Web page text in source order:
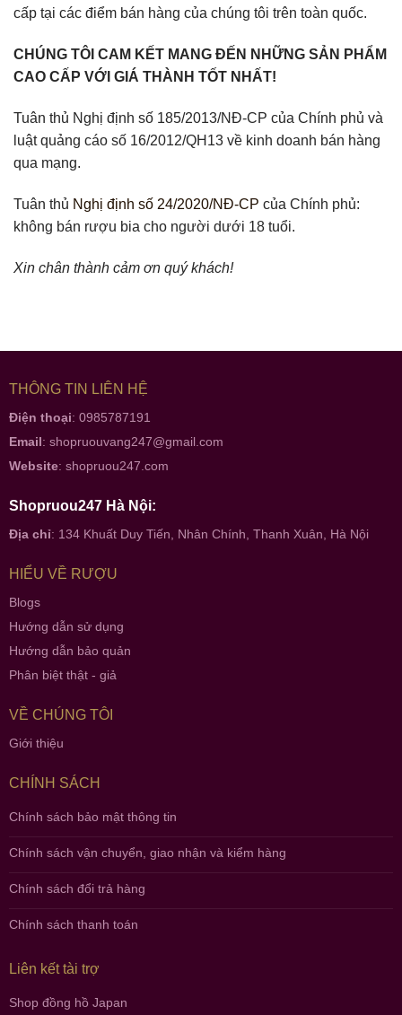
cấp tại các điểm bán hàng của chúng tôi trên toàn quốc.
CHÚNG TÔI CAM KẾT MANG ĐẾN NHỮNG SẢN PHẨM
CAO CẤP VỚI GIÁ THÀNH TỐT NHẤT!
Tuân thủ Nghị định số 185/2013/NĐ-CP của Chính phủ và
luật quảng cáo số 16/2012/QH13 về kinh doanh bán hàng
qua mạng.
Tuân thủ Nghị định số 24/2020/NĐ-CP của Chính phủ:
không bán rượu bia cho người dưới 18 tuổi.
Xin chân thành cảm ơn quý khách!
THÔNG TIN LIÊN HỆ
Điện thoại: 0985787191
Email: shopruouvang247@gmail.com
Website: shopruou247.com
Shopruou247 Hà Nội:
Địa chỉ: 134 Khuất Duy Tiến, Nhân Chính, Thanh Xuân, Hà Nội
HIỂU VỀ RƯỢU
Blogs
Hướng dẫn sử dụng
Hướng dẫn bảo quản
Phân biệt thật - giả
VỀ CHÚNG TÔI
Giới thiệu
CHÍNH SÁCH
Chính sách bảo mật thông tin
Chính sách vận chuyển, giao nhận và kiểm hàng
Chính sách đổi trả hàng
Chính sách thanh toán
Liên kết tài trợ
Shop đồng hồ Japan